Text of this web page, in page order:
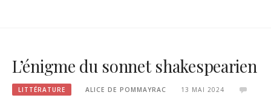
L’énigme du sonnet shakespearien
LITTÉRATURE ALICE DE POMMAYRAC
13 MAI 2024